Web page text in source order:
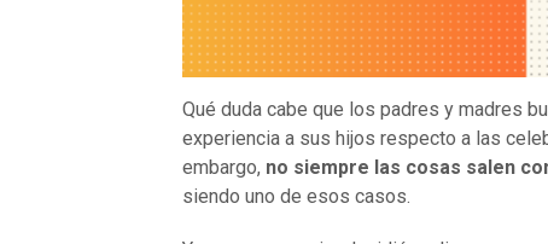
Qué duda cabe que los padres y madres
experiencia a sus hijos respecto a las
embargo, no siempre las cosas salen
siendo uno de esos casos.